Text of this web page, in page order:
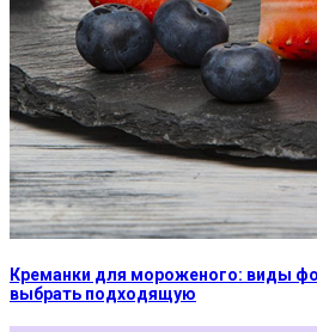
Креманки для мороженого: виды
выбрать подходящую